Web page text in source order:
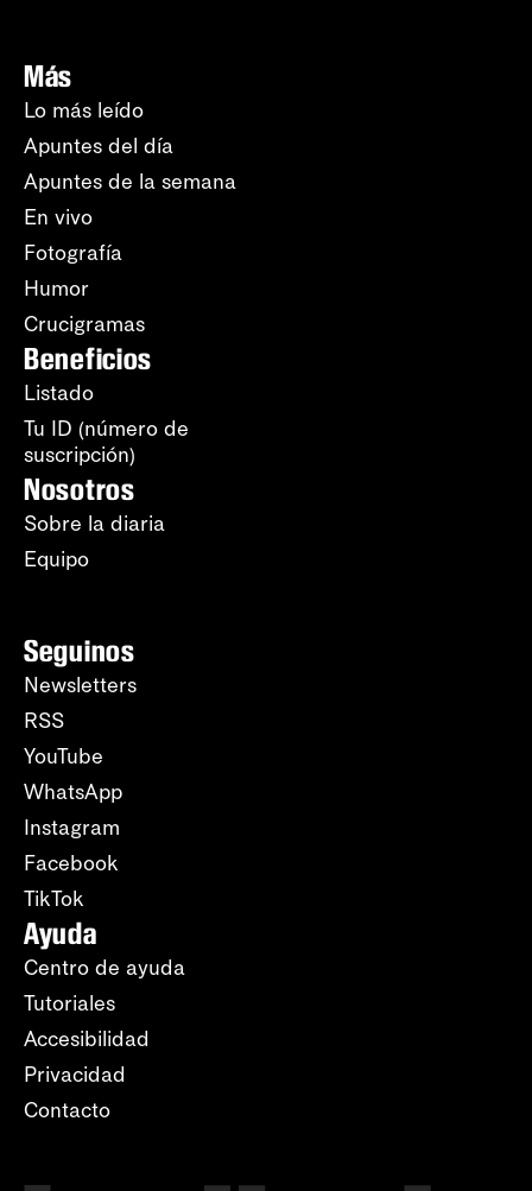
Más
Lo más leído
Apuntes del día
Apuntes de la semana
En vivo
Fotografía
Humor
Crucigramas
Beneficios
Listado
Tu ID (número de
suscripción)
Nosotros
Sobre la diaria
Equipo
Seguinos
Newsletters
RSS
YouTube
WhatsApp
Instagram
Facebook
TikTok
Ayuda
Centro de ayuda
Tutoriales
Accesibilidad
Privacidad
Contacto